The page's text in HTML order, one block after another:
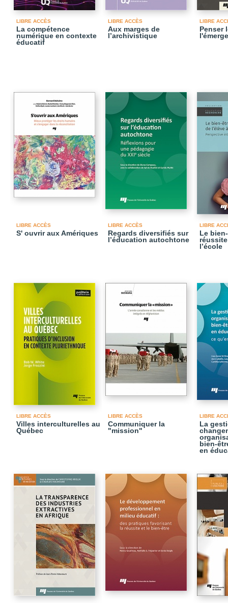
LIBRE ACCÈS
La compétence
numérique en contexte
éducatif
LIBRE ACCÈS
Aux marges de
l’archivistique
LIBRE
Penser
LIBRE ACCÈS
S' ouvrir aux Amériques
LIBRE ACCÈS
Regards diversifiés sur
l’éducation autochtone
LIBRE
Le
l’école
LIBRE ACCÈS
Villes interculturelles au
Québec
LIBRE ACCÈS
Communiquer la
"mission"
LIBRE
La
bien-
en